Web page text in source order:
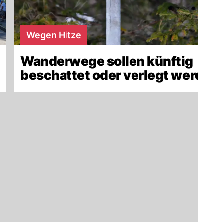
Wegen Hitze
Wanderwege sollen künftig
beschattet oder verlegt